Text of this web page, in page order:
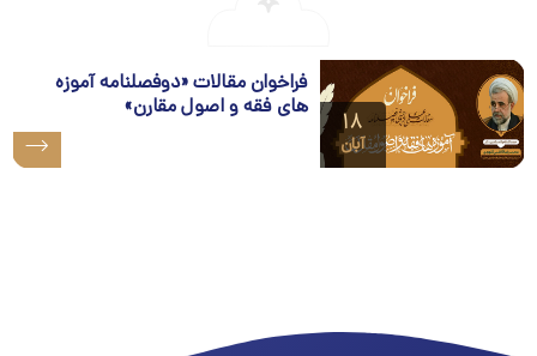
۱۸
آبان
فراخوان مقالات «دوفصلنامه آموزه
های فقه و اصول مقارن»